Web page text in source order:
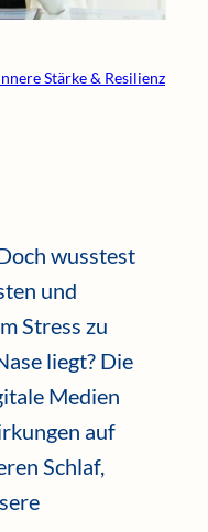
Stärke & Resilienz
wusstest
und
Stress zu
liegt? Die
Medien
auf
Schlaf,